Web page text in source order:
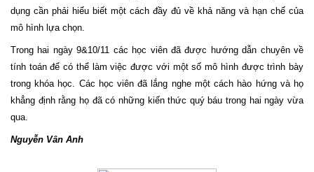
dụng cần phải hiểu biết một cách đầy đủ về khả năng và hạn chế của
mô hình lựa chọn.
Trong hai ngày 9&10/11 các học viên đã được hướng dẫn chuyên về
tính toán để có thể làm việc được với một số mô hình được trình bày
trong khóa học. Các học viên đã lắng nghe một cách hào hứng và họ
khẳng định rằng họ đã có những kiến thức quý báu trong hai ngày vừa
qua.
Nguyễn Vân Anh